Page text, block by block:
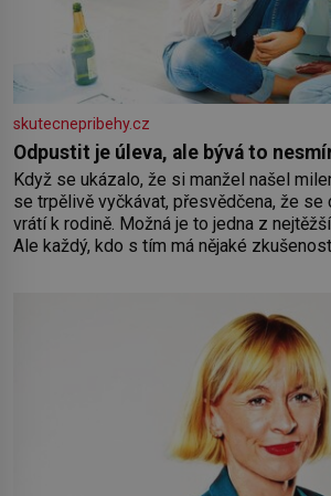
skutecnepribehy.cz
Odpustit je úleva, ale bývá to
Když se ukázalo, že si manžel našel
se trpělivě vyčkávat, přesvědčena, že se
vrátí k rodině. Možná je to jedna z
Ale každý, kdo s tím má nějaké